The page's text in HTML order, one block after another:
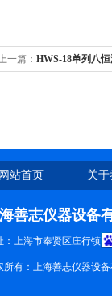
一篇： HWS-18单列八
网站首页 关
善志仪器设备
：上海市奉贤区庄行镇
所有：上海善志仪器设